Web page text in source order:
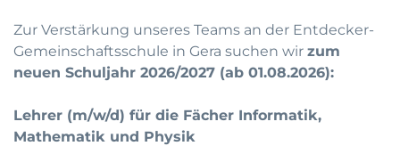
Zur Verstärkung unseres Teams an der Entdecker-
Gemeinschaftsschule in Gera suchen wir zum
neuen Schuljahr 2026/2027 (ab 01.08.2026):
Lehrer (m/w/d) für die Fächer Informatik,
Mathematik und Physik